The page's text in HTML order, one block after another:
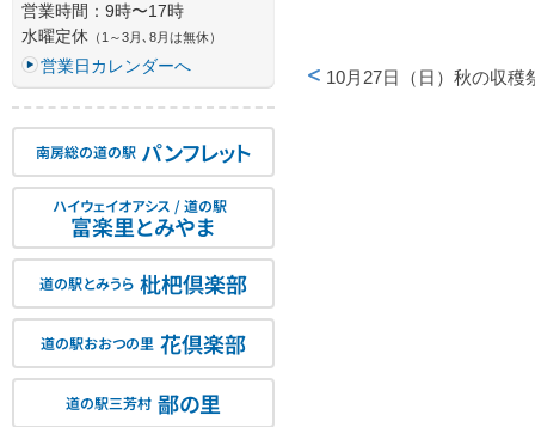
10月27日（日）秋の収穫
営業時間：9時〜17時
水曜定休 （1～3月､8月は無休）
営業日カレンダーへ
南房総の道の駅 パンフレット
ハイウェイオアシス / 道の駅
富楽里とみやま
道の駅とみうら 枇杷倶楽部
道の駅おおつの里 花倶楽部
道の駅三芳村 鄙の里